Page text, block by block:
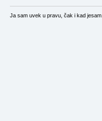
Ja sam uvek u pravu, čak i kad